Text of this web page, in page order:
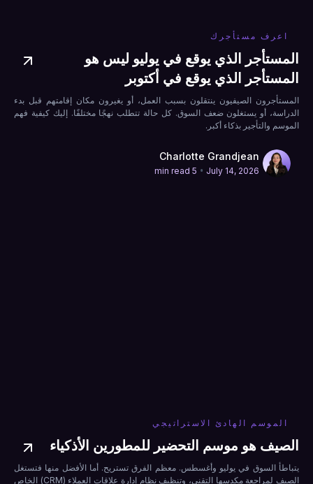
اعرف مستأجرك
المستأجر الذي يوقع في يوليو ليس هو
المستأجر الذي يوقع في أكتوبر
المستأجرون الصيفيون ينتقلون بسبب العمل، أو يغيرون مكان إقامتهم قبل بدء
الدراسة، أو يستغلون ضعف السوق. كل حالة تتطلب نهجًا مختلفًا. إليك كيفية فهم
الموسم والتأجير بذكاء أكبر.
Charlotte Grandjean
July 14, 2026
•
5 min read
الموسم الهادئ الاستراتيجي
الصيف هو موسم التحضير للمطورين الأذكياء
يتباطأ السوق في يوليو وأغسطس. معظم الفرق تستريح. أما الأفضل منها فتستغل
الصيف لمراجعة مكدسها التقني، وتنظيف نظام إدارة علاقات العملاء (CRM) الخاص